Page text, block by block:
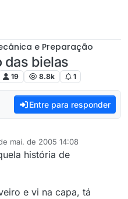
e Preparação
das bielas
19 8.8k 1
Entre para responder
mai. de 2005 14:08
história de
e vi na capa, tá